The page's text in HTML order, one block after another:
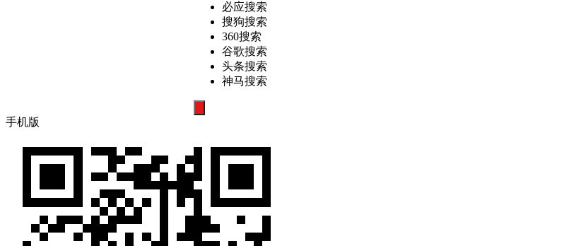
必应搜索
搜狗搜索
360搜索
谷歌搜索
头条搜索
神马搜索
搜
手机版